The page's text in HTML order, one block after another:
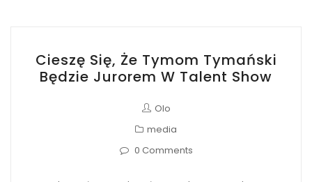
Cieszę Się, Że Tymom Tymański
Będzie Jurorem W Talent Show
Olo
media
0 Comments